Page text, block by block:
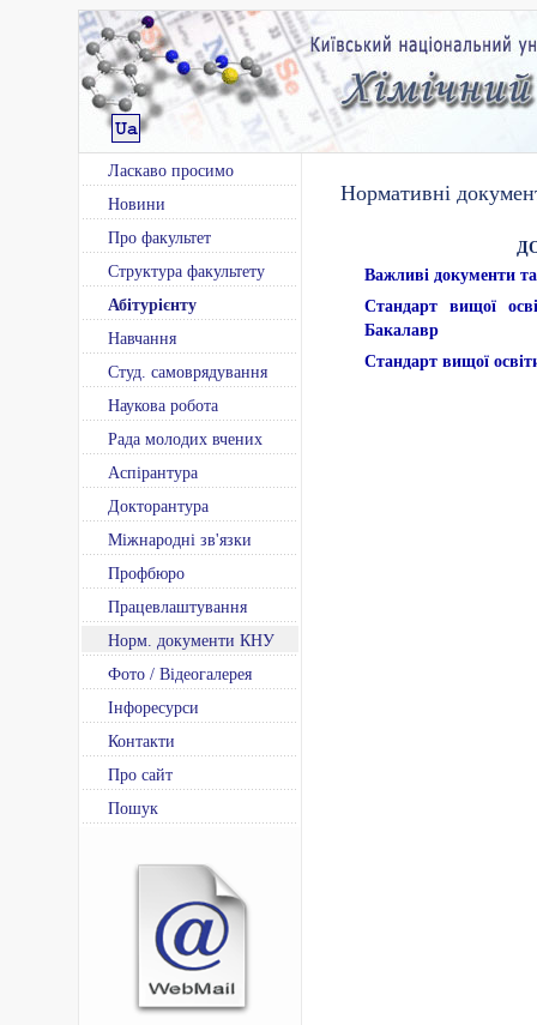
Ласкаво просимо
Новини
Про факультет
Структура факультету
Абітурієнту
Навчання
Студ. самоврядування
Наукова робота
Рада молодих вчених
Аспірантура
Докторантура
Міжнародні зв'язки
Профбюро
Працевлаштування
Норм. документи КНУ
Фото / Відеогалерея
Інфоресурси
Контакти
Про сайт
Пошук
Нормативні
Важливі документи
Стандарт вищої
Бакалавр
Стандарт вищої